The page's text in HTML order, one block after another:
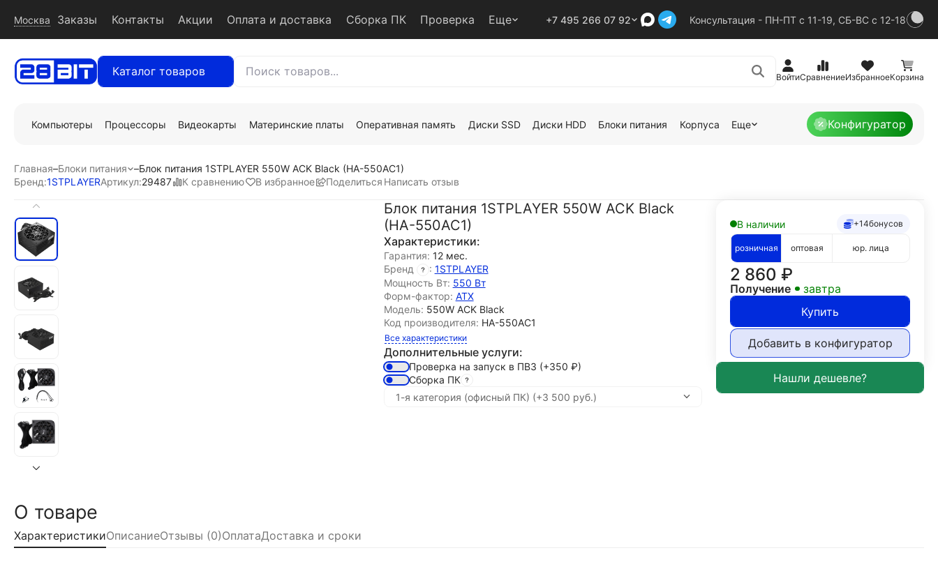
Москва Заказы Контакты Акции Оплата и доставка Сборка ПК Проверка Еще +7 495 266 07 92 Консультация - ПН-ПТ с 11-19, СБ-ВС с 12-18
Каталог товаров ВойтиСравнениеИзбранноеКорзина
Компьютеры Процессоры Видеокарты Материнские платы Оперативная память Диски SSD Диски HDD Блоки питания Корпуса Еще Конфигуратор
Главная–Блоки питания –Блок питания 1STPLAYER 550W ACK Black (HA-550AC1)
Бренд:1STPLAYERАртикул:29487 К сравнению В избранное Поделиться Написать отзыв
Блок питания 1STPLAYER 550W ACK Black
(HA-550AC1)
Характеристики:
Гарантия: 12 мес.
Бренд
: 1STPLAYER
Мощность Вт: 550 Вт
Форм-фактор: ATX
Модель: 550W ACK Black
Код производителя: HA-550AC1
Все характеристики
Дополнительные услуги:
Проверка на запуск в ПВЗ (+350 ₽)
Сборка ПК
В наличии +14бонусов
розничная оптовая юр. лица
2 860 ₽
Получение
завтра
Купить
Добавить в конфигуратор
О товаре
ХарактеристикиОписаниеОтзывы (0)ОплатаДоставка и сроки